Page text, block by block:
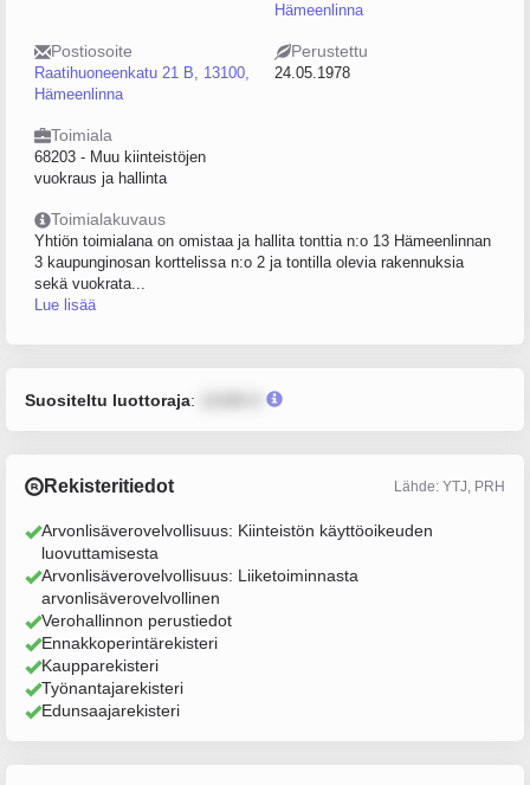
Hämeenlinna
Postiosoite
Raatihuoneenkatu 21 B, 13100,
Hämeenlinna
Perustettu
24.05.1978
Toimiala
68203 - Muu kiinteistöjen
vuokraus ja hallinta
Toimialakuvaus
Yhtiön toimialana on omistaa ja hallita tonttia n:o 13 Hämeenlinnan
3 kaupunginosan korttelissa n:o 2 ja tontilla olevia rakennuksia
sekä vuokrata...
Lue lisää
Suositeltu luottoraja:
Rekisteritiedot Lähde: YTJ, PRH
Arvonlisäverovelvollisuus: Kiinteistön käyttöoikeuden
luovuttamisesta
Arvonlisäverovelvollisuus: Liiketoiminnasta
arvonlisäverovelvollinen
Verohallinnon perustiedot
Ennakkoperintärekisteri
Kaupparekisteri
Työnantajarekisteri
Edunsaajarekisteri